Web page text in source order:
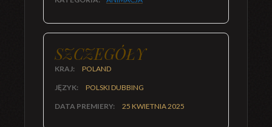
SZCZEGÓŁY
KRAJ: POLAND
JĘZYK: POLSKI DUBBING
DATA PREMIERY: 25 KWIETNIA 2025